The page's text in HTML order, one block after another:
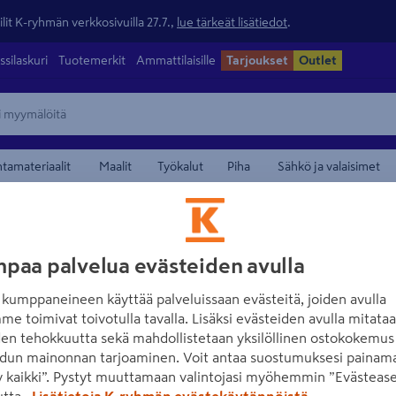
K-ryhmän verkkosivuilla 27.7., lue tärkeät lisätiedot
Tuotemerkit Ammattilaisille Tarjoukset Outlet
Maalit Työkalut Piha Sähkö ja valaisimet
Rautalangat ja sidontalangat
Rautalanka
Tuotenumero: 501539988
Sinkitty teräsrautalanka.
palvelua evästeiden avulla
käyttää palveluissaan evästeitä, joiden avulla
toimivat toivotulla tavalla. Lisäksi evästeiden avulla
tehokkuutta sekä mahdollistetaan yksilöllinen ostokokemus
mainonnan tarjoaminen. Voit antaa suostumuksesi
kaikki”. Pystyt muuttamaan valintojasi myöhemmin